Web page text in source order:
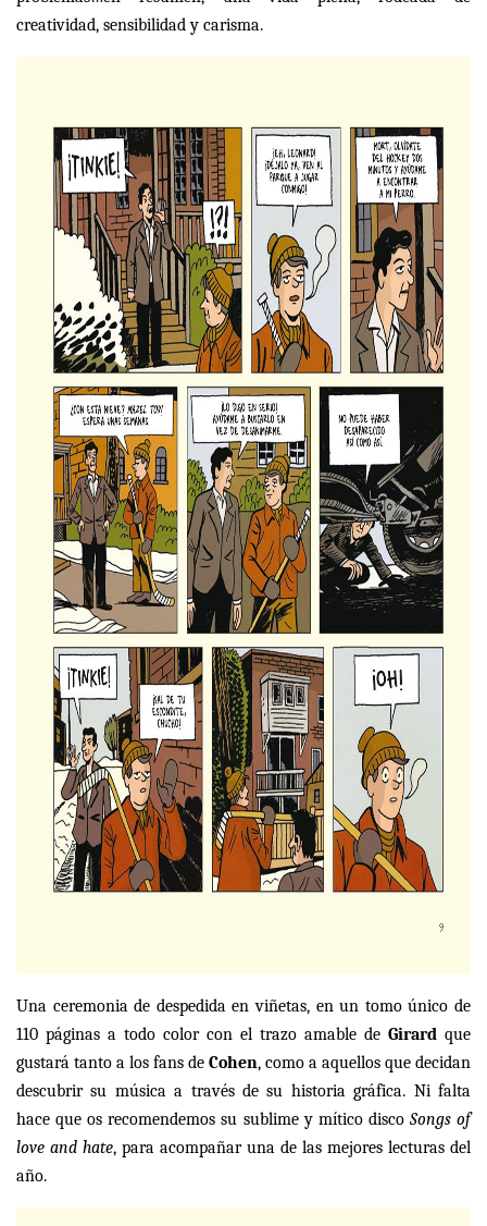
creatividad, sensibilidad y carisma.
Una ceremonia de despedida en viñetas, en un tomo único de
110 páginas a todo color con el trazo amable de Girard que
gustará tanto a los fans de Cohen, como a aquellos que decidan
descubrir su música a través de su historia gráfica. Ni falta
hace que os recomendemos su sublime y mítico disco Songs of
love and hate, para acompañar una de las mejores lecturas del
año.